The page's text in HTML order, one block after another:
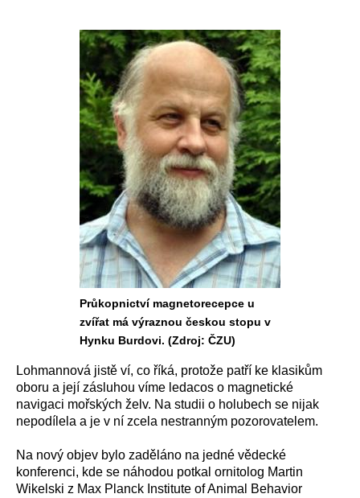
Průkopnictví magnetorecepce u
zvířat má výraznou českou stopu v
Hynku Burdovi. (Zdroj: ČZU)
Lohmannová jistě ví, co říká, protože patří ke klasikům
oboru a její zásluhou víme ledacos o magnetické
navigaci mořských želv. Na studii o holubech se nijak
nepodílela a je v ní zcela nestranným pozorovatelem.
Na nový objev bylo zaděláno na jedné vědecké
konferenci, kde se náhodou potkal ornitolog Martin
Wikelski z Max Planck Institute of Animal Behavior